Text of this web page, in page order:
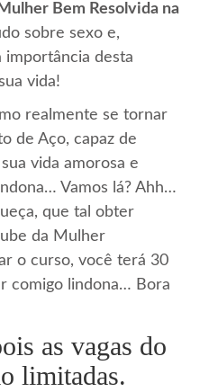
Bem Resolvida na
sobre sexo e,
importância desta
vida!
realmente se tornar
de Aço, capaz de
vida amorosa e
Vamos lá? Ahh…
que tal obter
da Mulher
o curso, você terá 30
comigo lindona… Bora
as vagas do
limitadas.